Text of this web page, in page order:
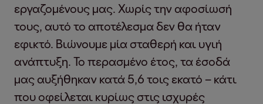
εργαζομένους μας. Χωρίς την αφοσίωσή
τους, αυτό το αποτέλεσμα δεν θα ήταν
εφικτό. Βιώνουμε μία σταθερή και υγιή
ανάπτυξη. Το περασμένο έτος, τα έσοδά
μας αυξήθηκαν κατά 5,6 τοις εκατό – κάτι
που οφείλεται κυρίως στις ισχυρές